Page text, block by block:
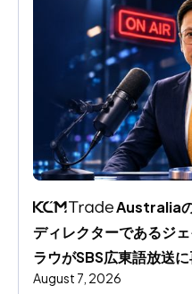
Australia
ディレクターであるジェ
ラウがSBS広東語放送に
円相場の動向と世界市場
August 7, 2026